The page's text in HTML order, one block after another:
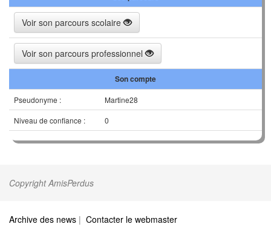
Voir son parcours scolaire
Voir son parcours professionnel
Son compte
Pseudonyme :
Martine28
Niveau de confiance :
0
Copyright AmisPerdus
Archive des news | Contacter le webmaster